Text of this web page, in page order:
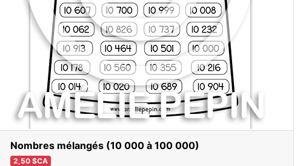
Nombres mélangés (10 000 à 100 000)
2,50 $CA